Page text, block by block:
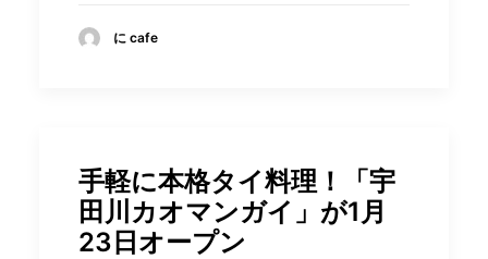
に cafe
手軽に本格タイ料理！「宇
田川カオマンガイ」が1月
23日オープン